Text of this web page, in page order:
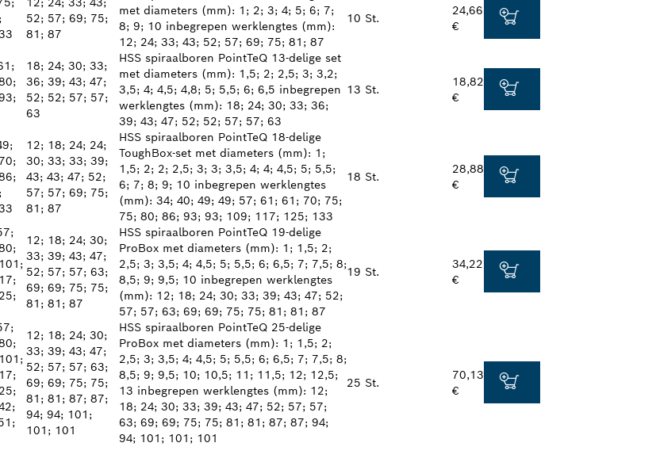
52; 57; 69; 75;
81; 87
met diameters (mm): 1; 2; 3; 4; 5; 6; 7;
8; 9; 10 inbegrepen werklengtes (mm):
12; 24; 33; 43; 52; 57; 69; 75; 81; 87
10 St.
24,66
€
18; 24; 30; 33;
36; 39; 43; 47;
52; 52; 57; 57;
63
HSS spiraalboren PointTeQ 13-delige set
met diameters (mm): 1,5; 2; 2,5; 3; 3,2;
3,5; 4; 4,5; 4,8; 5; 5,5; 6; 6,5 inbegrepen
werklengtes (mm): 18; 24; 30; 33; 36;
39; 43; 47; 52; 52; 57; 57; 63
13 St.
18,82
€
12; 18; 24; 24;
30; 33; 33; 39;
43; 43; 47; 52;
57; 57; 69; 75;
81; 87
HSS spiraalboren PointTeQ 18-delige
ToughBox-set met diameters (mm): 1;
1,5; 2; 2; 2,5; 3; 3; 3,5; 4; 4; 4,5; 5; 5,5;
6; 7; 8; 9; 10 inbegrepen werklengtes
(mm): 34; 40; 49; 49; 57; 61; 61; 70; 75;
75; 80; 86; 93; 93; 109; 117; 125; 133
18 St.
28,88
€
12; 18; 24; 30;
33; 39; 43; 47;
52; 57; 57; 63;
69; 69; 75; 75;
81; 81; 87
HSS spiraalboren PointTeQ 19-delige
ProBox met diameters (mm): 1; 1,5; 2;
2,5; 3; 3,5; 4; 4,5; 5; 5,5; 6; 6,5; 7; 7,5; 8;
8,5; 9; 9,5; 10 inbegrepen werklengtes
(mm): 12; 18; 24; 30; 33; 39; 43; 47; 52;
57; 57; 63; 69; 69; 75; 75; 81; 81; 87
19 St.
34,22
€
12; 18; 24; 30;
33; 39; 43; 47;
52; 57; 57; 63;
69; 69; 75; 75;
81; 81; 87; 87;
94; 94; 101;
101; 101
HSS spiraalboren PointTeQ 25-delige
ProBox met diameters (mm): 1; 1,5; 2;
2,5; 3; 3,5; 4; 4,5; 5; 5,5; 6; 6,5; 7; 7,5; 8;
8,5; 9; 9,5; 10; 10,5; 11; 11,5; 12; 12,5;
13 inbegrepen werklengtes (mm): 12;
18; 24; 30; 33; 39; 43; 47; 52; 57; 57;
63; 69; 69; 75; 75; 81; 81; 87; 87; 94;
94; 101; 101; 101
25 St.
70,13
€